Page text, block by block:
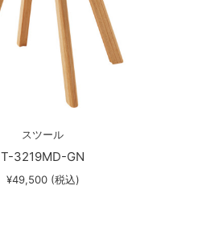
スツール
T-3219MD-GN
¥49,500 (税込)